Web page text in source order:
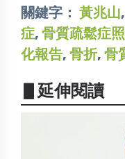
關鍵字： 黃兆山,
症, 骨質疏鬆症
化報告, 骨折, 骨
▋延伸閱讀